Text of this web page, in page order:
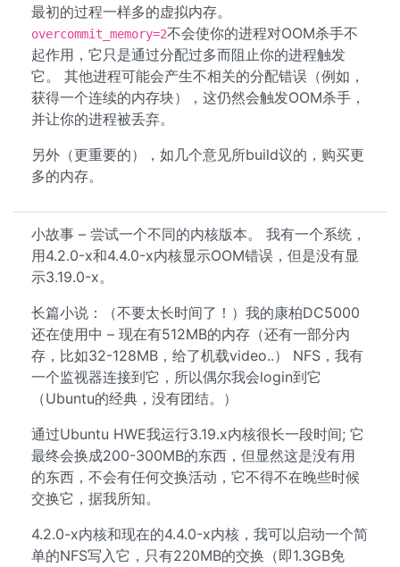
最初的过程一样多的虚拟内存。
overcommit_memory=2不会使你的进程对OOM杀手不
起作用，它只是通过分配过多而阻止你的进程触发
它。 其他进程可能会产生不相关的分配错误（例如，
获得一个连续的内存块），这仍然会触发OOM杀手，
并让你的进程被丢弃。
另外（更重要的），如几个意见所build议的，购买更
多的内存。
小故事 – 尝试一个不同的内核版本。 我有一个系统，
用4.2.0-x和4.4.0-x内核显示OOM错误，但是没有显
示3.19.0-x。
长篇小说：（不要太长时间了！）我的康柏DC5000
还在使用中 – 现在有512MB的内存（还有一部分内
存，比如32-128MB，给了机载video..） NFS，我有
一个监视器连接到它，所以偶尔我会login到它
（Ubuntu的经典，没有团结。）
通过Ubuntu HWE我运行3.19.x内核很长一段时间; 它
最终会换成200-300MB的东西，但显然这是没有用
的东西，不会有任何交换活动，它不得不在晚些时候
交换它，据我所知。
4.2.0-x内核和现在的4.4.0-x内核，我可以启动一个简
单的NFS写入它，只有220MB的交换（即1.3GB免